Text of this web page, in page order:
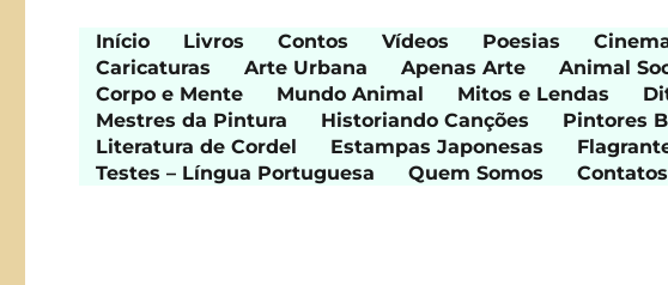
Início Livros Contos Vídeos Poesias
Caricaturas
Arte Urbana Apenas Arte Animal
Corpo e Mente
Mundo Animal Mitos e Lendas
Mestres da Pintura
Historiando Canções Pintores
Literatura de Cordel
Estampas Japonesas
Testes – Língua Portuguesa
Quem Somos Contatos